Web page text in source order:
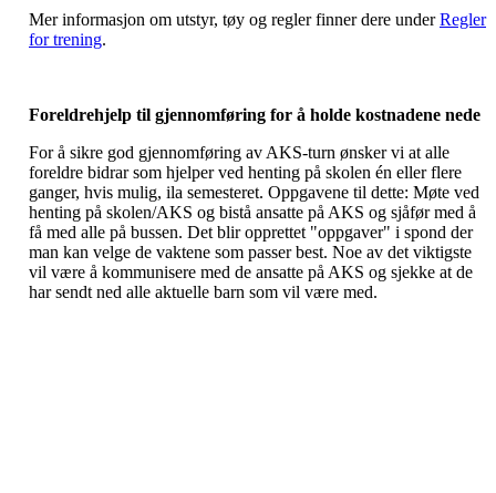
Mer informasjon om utstyr, tøy og regler finner dere underRegler
for trening.
Foreldrehjelp til gjennomføring for å holde kostnadene nede
For å sikre god gjennomføring av AKS-turn ønsker vi at alle
foreldre bidrar som hjelper ved henting på skolen én eller flere
ganger, hvis mulig, ila semesteret. Oppgavene til dette: Møte ved
henting på skolen/AKS og bistå ansatte på AKS og sjåfør med å
få med alle på bussen. Det blir opprettet "oppgaver" i spond der
man kan velge de vaktene som passer best. Noe av det viktigste
vil være å kommunisere med de ansatte på AKS og sjekke at de
har sendt ned alle aktuelle barn som vil være med.